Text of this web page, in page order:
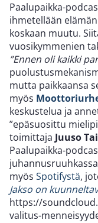
Paalupaikka-
ihmetellään
koskaan muutu.
vuosikymmenien
”Ennen oli kaikki
mutta paikkaansa
myös
keskustelua ja
”epäsuosittu
toimittaja Juuso
Paalupaikka-
myös Spotifystä,
Jakso on
https://
valitus-